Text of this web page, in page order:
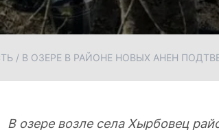
/ В ОЗЕРЕ В РАЙОНЕ НОВЫХ АНЕН
В озере возле села Хырбовец